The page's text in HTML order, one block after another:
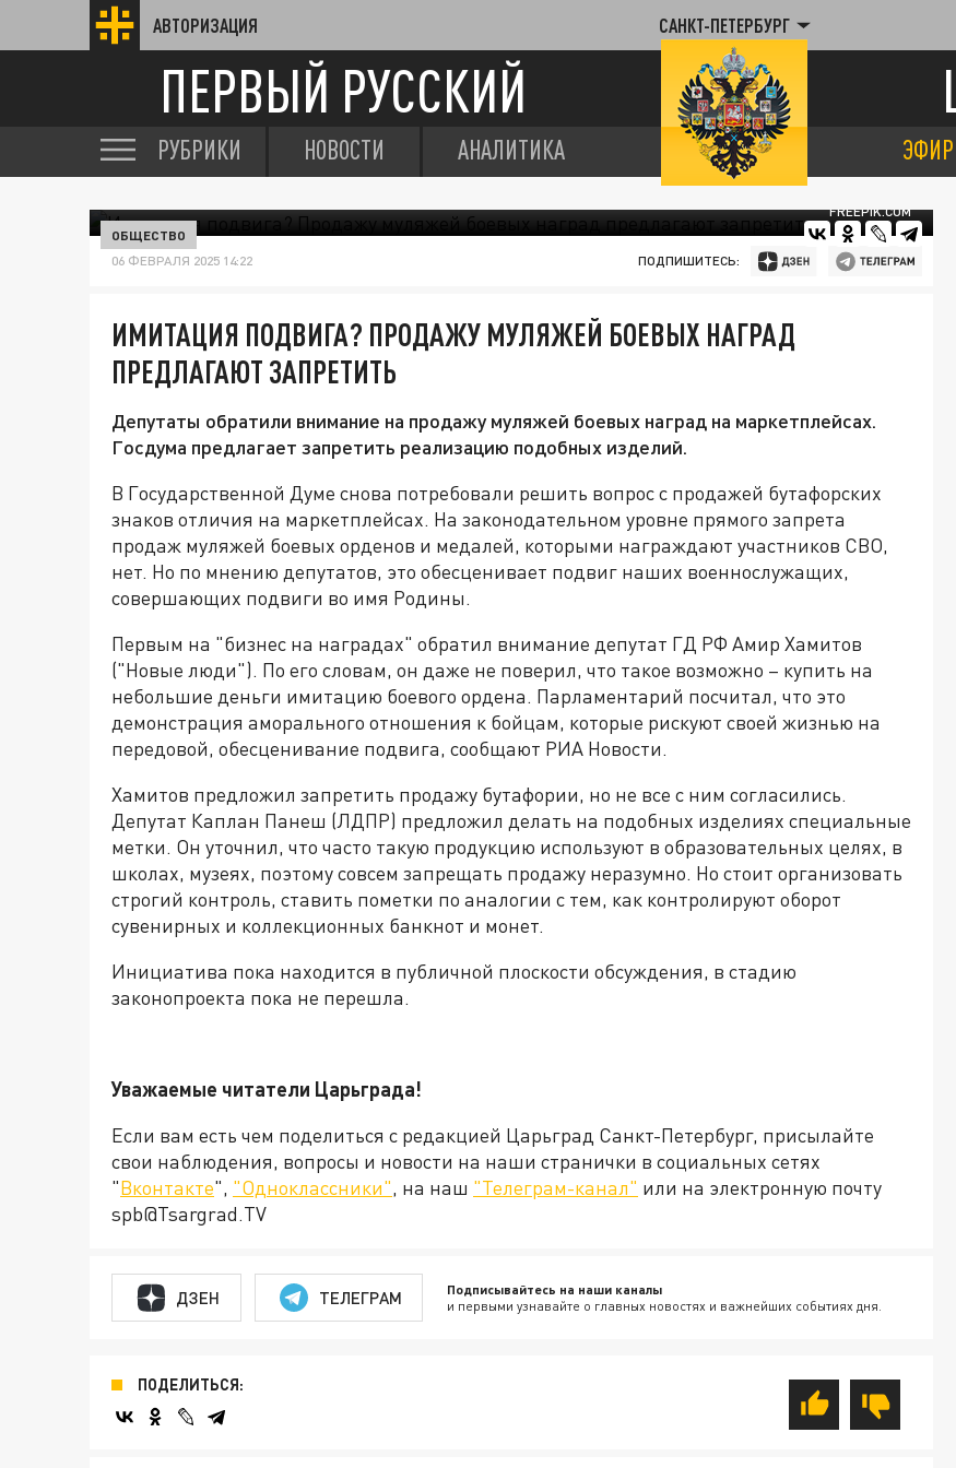
АВТОРИЗАЦИЯ САНКТ-ПЕТЕРБУРГ
ПЕРВЫЙ РУССКИЙ
РУБРИКИ НОВОСТИ АНАЛИТИКА ЭФИР
FREEPIK.COM
ОБЩЕСТВО
06 ФЕВРАЛЯ 2025 14:22 ПОДПИШИТЕСЬ:
ИМИТАЦИЯ ПОДВИГА? ПРОДАЖУ МУЛЯЖЕЙ БОЕВЫХ НАГРАД
ПРЕДЛАГАЮТ ЗАПРЕТИТЬ
Депутаты обратили внимание на продажу муляжей боевых наград на маркетплейсах.
Госдума предлагает запретить реализацию подобных изделий.
В Государственной Думе снова потребовали решить вопрос с продажей бутафорских
знаков отличия на маркетплейсах. На законодательном уровне прямого запрета
продаж муляжей боевых орденов и медалей, которыми награждают участников СВО,
нет. Но по мнению депутатов, это обесценивает подвиг наших военнослужащих,
совершающих подвиги во имя Родины.
Первым на "бизнес на наградах" обратил внимание депутат ГД РФ Амир Хамитов
("Новые люди"). По его словам, он даже не поверил, что такое возможно – купить на
небольшие деньги имитацию боевого ордена. Парламентарий посчитал, что это
демонстрация аморального отношения к бойцам, которые рискуют своей жизнью на
передовой, обесценивание подвига, сообщают РИА Новости.
Хамитов предложил запретить продажу бутафории, но не все с ним согласились.
Депутат Каплан Панеш (ЛДПР) предложил делать на подобных изделиях специальные
метки. Он уточнил, что часто такую продукцию используют в образовательных целях, в
школах, музеях, поэтому совсем запрещать продажу неразумно. Но стоит организовать
строгий контроль, ставить пометки по аналогии с тем, как контролируют оборот
сувенирных и коллекционных банкнот и монет.
Инициатива пока находится в публичной плоскости обсуждения, в стадию
законопроекта пока не перешла.
Уважаемые читатели Царьграда!
Если вам есть чем поделиться с редакцией Царьград Санкт-Петербург, присылайте
свои наблюдения, вопросы и новости на наши странички в социальных сетях
"Вконтакте", "Одноклассники", на наш "Телеграм-канал" или на электронную почту
spb@Tsargrad.TV
ДЗЕН ТЕЛЕГРАМ Подписывайтесь на наши каналы
и первыми узнавайте о главных новостях и важнейших событиях дня.
ПОДЕЛИТЬСЯ: